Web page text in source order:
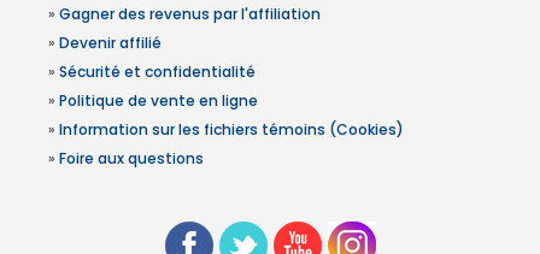
» Gagner des revenus par l'affiliation
» Devenir affilié
» Sécurité et confidentialité
» Politique de vente en ligne
» Information sur les fichiers témoins (Cookies)
» Foire aux questions